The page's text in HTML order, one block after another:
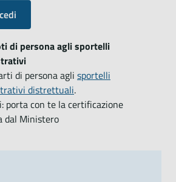
di persona agli sportelli
di persona agli sportelli
distrettuali.
porta con te la certificazione
dal Ministero